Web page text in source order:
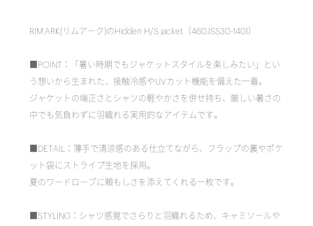
RIM.ARK(リムアーク)のHidden H/S jacket（460JSS30-1401）
■POINT：「暑い時期でもジャケットスタイルを楽しみたい」とい
う想いから生まれた、接触冷感やUVカット機能を備えた一着。
ジャケットの端正さとシャツの軽やかさを併せ持ち、厳しい暑さの
中でも気負わずに羽織れる実用的なアイテムです。
■DETAIL：薄手で清涼感のある仕立てながら、フラップの裏やポケ
ット袋にストライプ生地を採用。
夏のワードローブに頼もしさを添えてくれる一枚です。
■STYLING：シャツ感覚でさらりと羽織れるため、キャミソールや